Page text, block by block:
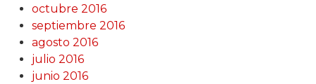
octubre 2016
septiembre 2016
agosto 2016
julio 2016
junio 2016